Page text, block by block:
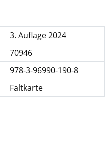
3. Auflage 2024
70946
978-3-96990-190-8
Faltkarte